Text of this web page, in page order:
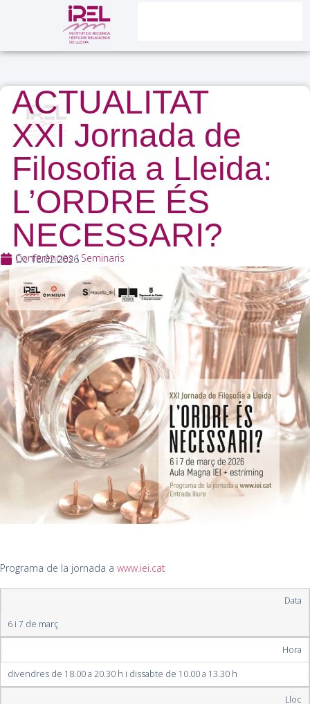
ACTUALITAT
XXI Jornada de
Filosofia a Lleida:
L’ORDRE ÉS
NECESSARI?
Dc 18.02.2026
Conferències i Seminaris
Programa de la jornada a www.iei.cat
Data
6 i 7 de març
Hora
divendres de 18.00 a 20.30 h i dissabte de 10.00 a 13.30 h
Lloc